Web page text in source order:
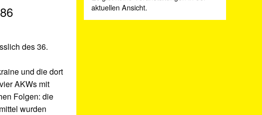
des 36.
und die dort
AKWs mit
Folgen: die
wurden
aktuellen Ansicht.